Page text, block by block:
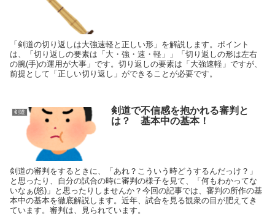
「剣道の切り返しは大強速軽と正しい形」を解説します。ポイント
は、「切り返しの要素は「大・強・速・軽」」「切り返しの形は左右
の腕(手)の運用が大事」です。切り返しの要素は「大強速軽」ですが、
前提として「正しい切り返し」ができることが必要です。
剣道
剣道で不信感を抱かれる審判と
は？ 基本中の基本！
剣道の審判をするときに、「あれ？こういう時どうするんだっけ？」
と思ったり、自分の試合の時に審判の様子を見て、「何もわかってな
いなぁ(怒)」と思ったりしませんか？今回の記事では、審判の所作の基
本中の基本を徹底解説します。近年、試合を見る観衆の目が肥えてき
ています。審判は、見られています。